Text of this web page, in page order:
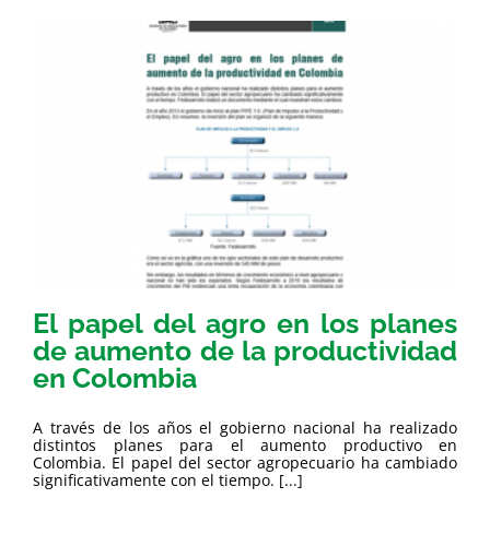
El papel del agro en los planes
de aumento de la productividad
en Colombia
A través de los años el gobierno nacional ha realizado
distintos planes para el aumento productivo en
Colombia. El papel del sector agropecuario ha cambiado
significativamente con el tiempo. [...]